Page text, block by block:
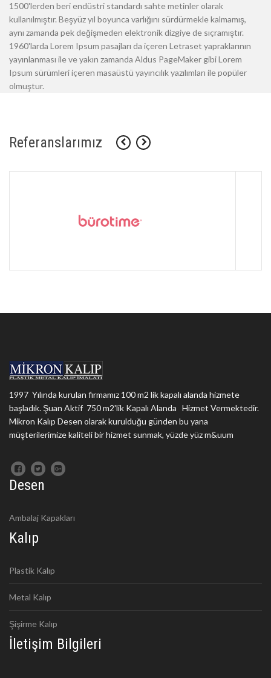
1500'lerden beri endüstri standardı sahte metinler olarak
kullanılmıştır. Beşyüz yıl boyunca varlığını sürdürmekle kalmamış,
aynı zamanda pek değişmeden elektronik dizgiye de sıçramıştır.
1960'larda Lorem Ipsum pasajları da içeren Letraset yapraklarının
yayınlanması ile ve yakın zamanda Aldus PageMaker gibi Lorem
Ipsum sürümleri içeren masaüstü yayıncılık yazılımları ile popüler
olmuştur.
Referanslarımız
1997 Yılında kurulan firmamız 100 m2 lik kapalı alanda hizmete
başladık. Şuan Aktif 750 m2'lik Kapalı Alanda Hizmet Vermektedir.
Mikron Kalıp Desen olarak kurulduğu günden bu yana
müşterilerimize kaliteli bir hizmet sunmak, yüzde yüz m&uum
Desen
Ambalaj Kapakları
Kalıp
Plastik Kalıp
Metal Kalıp
Şişirme Kalıp
İletişim Bilgileri